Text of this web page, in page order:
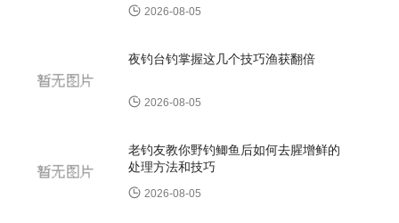
2026-08-05
夜钓台钓掌握这几个技巧渔获翻倍
2026-08-05
老钓友教你野钓鲫鱼后如何去腥增鲜的
处理方法和技巧
2026-08-05